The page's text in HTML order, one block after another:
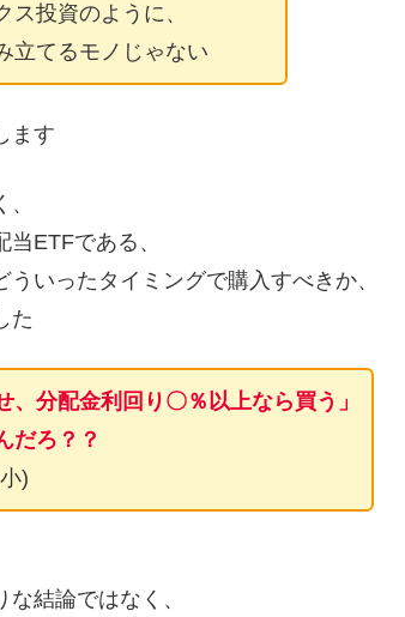
ス投資のように、
立てるモノじゃない
ます
ETFである、
いったタイミングで購入すべきか、
た
、分配金利回り〇％以上なら買う」
だろ？？
)
結論ではなく、